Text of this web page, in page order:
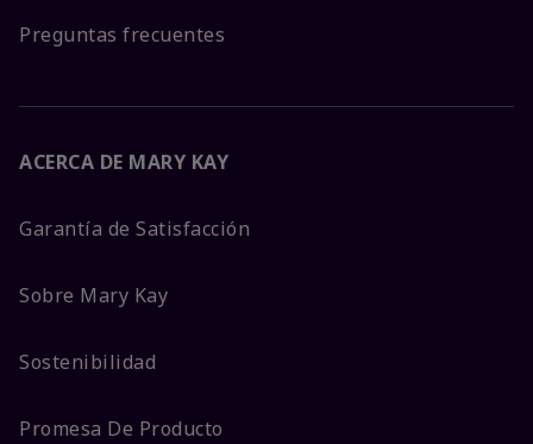
Preguntas frecuentes
ACERCA DE MARY KAY
Garantía de Satisfacción
Sobre Mary Kay
Sostenibilidad
Promesa De Producto